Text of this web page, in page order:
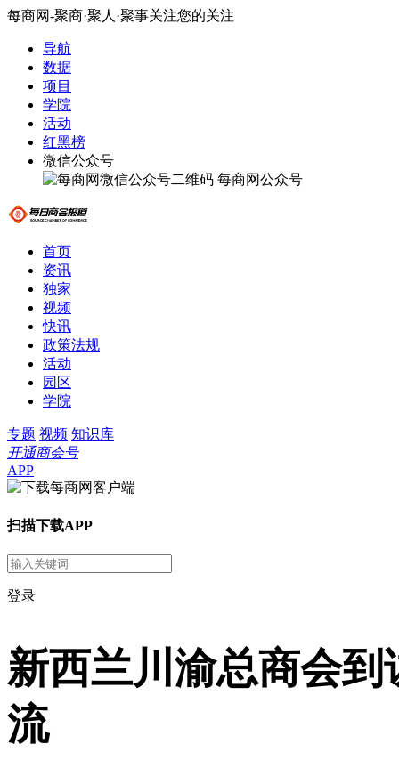
每商网-聚商·聚人·聚事关注您的关注
导航
数据
项目
学院
活动
红黑榜
微信公众号
每商网公众号
首页
资讯
独家
视频
快讯
政策法规
活动
园区
学院
专题 视频 知识库
开通商会号
APP
扫描下载APP
登录
新西兰川渝总商会
流